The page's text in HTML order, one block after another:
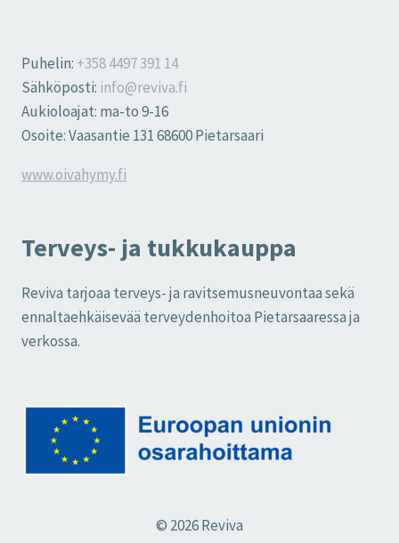
Puhelin: +358 4497 391 14
Sähköposti: info@reviva.fi
Aukioloajat: ma-to 9-16
Osoite: Vaasantie 131 68600 Pietarsaari
www.oivahymy.fi
Terveys- ja tukkukauppa
Reviva tarjoaa terveys- ja ravitsemusneuvontaa sekä
ennaltaehkäisevää terveydenhoitoa Pietarsaaressa ja
verkossa.
© 2026 Reviva